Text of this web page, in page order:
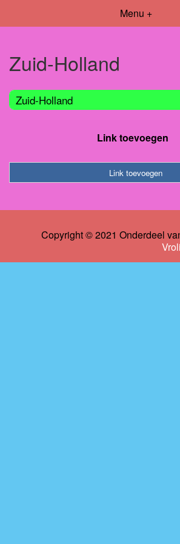
Menu +
Zuid-Holland
Zuid-Holland
Link toevoegen
Link toevoegen
Copyright © 2021 Onderdeel